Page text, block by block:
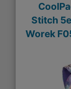
Stitch
Worek